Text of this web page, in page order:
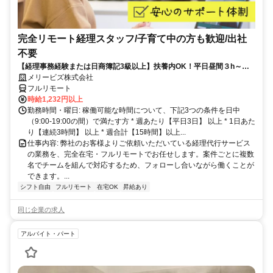
完全リモート経理スタッフ/子育て中の方も歓迎/出社
不要
【経理事務経験または日商簿記3級以上】扶養内OK！平日昼間３h～。
完全在宅で育児・介護中の方も大歓迎♪
メリービズ株式会社
フルリモート
時給1,232円以上
勤務時間・曜日: 稼働可能な時間について、下記3つの条件を日中
（9:00-19:00の間）で満たす方 * 週あたり【平日3日】 以上 * 1日あた
り【連続3時間】 以上 * 週合計【15時間】以上...
仕事内容: 弊社のお客様よりご依頼いただいている経理代行サービス
の業務を、完全在宅・フルリモートでお任せします。案件ごとに複数
名でチームを組んで対応するため、フォローし合いながら働くことが
できます。...
シフト自由 フルリモート 在宅OK 昇給あり
同じ企業の求人
アルバイト・パート